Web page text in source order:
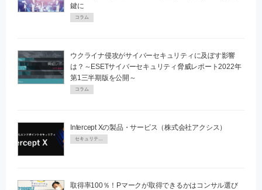
鍵に
コラム
ウクライナ侵攻がサイバーセキュリティに及ぼす影響
は？～ESETサイバーセキュリティ脅威レポート2022年
第1三半期版を公開～
コラム
Intercept Xの製品・サービス（株式会社アクシス）
セキュリティPR
取得率100％！Pマークが取得できるかはコンサル選び